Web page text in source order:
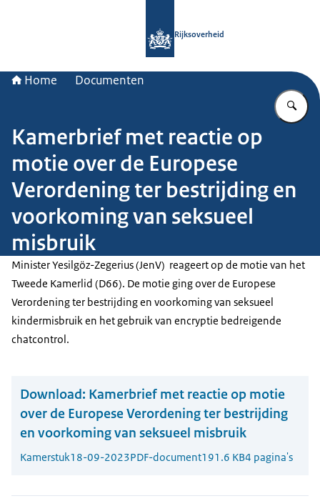
Rijksoverheid
Home Documenten
Kamerbrief met reactie op
motie over de Europese
Verordening ter bestrijding en
voorkoming van seksueel
misbruik
Minister Yesilgöz-Zegerius (JenV) reageert op de motie van het
Tweede Kamerlid (D66). De motie ging over de Europese
Verordening ter bestrijding en voorkoming van seksueel
kindermisbruik en het gebruik van encryptie bedreigende
chatcontrol.
Download: Kamerbrief met reactie op motie
over de Europese Verordening ter bestrijding
en voorkoming van seksueel misbruik
Kamerstuk18-09-2023PDF-document191.6 KB4 pagina's